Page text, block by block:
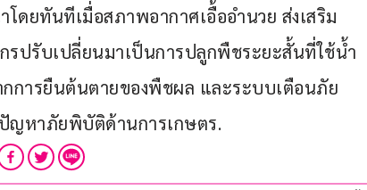
ดยทันทีเมื่อสภาพอากาศเอื้ออำนวย ส่งเสริม
รปรับเปลี่ยนมาเป็นการปลูกพืชระยะสั้นที่ใช้น้ำ
การยืนต้นตายของพืชผล และระบบเตือนภัย
ญหาภัยพิบัติด้านการเกษตร.